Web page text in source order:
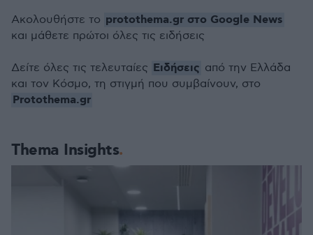
Thema Insights
Ακολουθήστε το protothema.gr στο Google News
και μάθετε πρώτοι όλες τις ειδήσεις
Δείτε όλες τις τελευταίες Ειδήσεις από την Ελλάδα
και τον Κόσμο, τη στιγμή που συμβαίνουν, στο
Protothema.gr